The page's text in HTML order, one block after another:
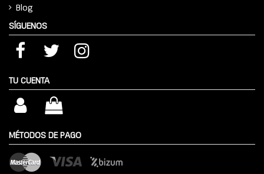
Blog
SÍGUENOS
TU CUENTA
MÉTODOS DE PAGO